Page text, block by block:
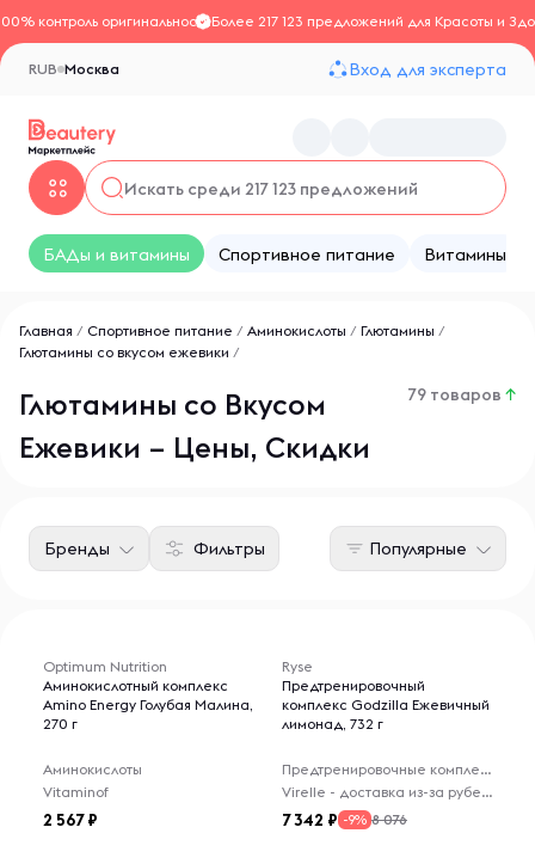
контроль оригинальностиБолее 217 123 предложений для Красоты и
Москва
RUB Вход для эксперта
БАДы и витамины Спортивное питание Витамины
Главная / Спортивное питание / Аминокислоты / Глютамины /
Глютамины со вкусом ежевики /
Глютамины со Вкусом
Ежевики – Цены, Скидки
79 товаров ↑
Фильтры
Бренды Популярные
Optimum Nutrition
Аминокислотный комплекс
Amino Energy Голубая Малина,
270 г
Аминокислоты
Vitaminof
2 567
Ryse
Предтренировочный
комплекс Godzilla Ежевичный
лимонад, 732 г
Предтренировочные комплексы
Virelle - доставка из-за рубежа
7 342 -9% 8 076